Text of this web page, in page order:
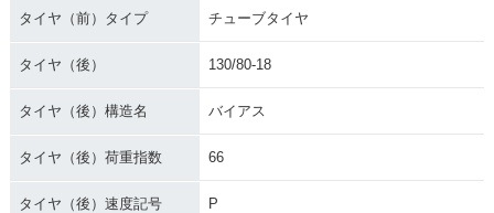
タイヤ（前）タイプ チューブタイヤ
タイヤ（後） 130/80-18
タイヤ（後）構造名 バイアス
タイヤ（後）荷重指数 66
タイヤ（後）速度記号 P